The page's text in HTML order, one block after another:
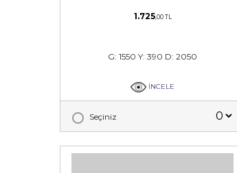
1.725,00 TL
G: 1550 Y: 390 D: 2050
İNCELE
Seçiniz